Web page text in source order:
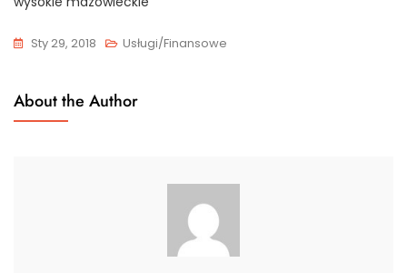
Sty 29, 2018 Usługi/Finansowe
About the Author